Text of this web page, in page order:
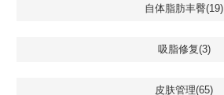
自体脂肪丰臀(19)
吸脂修复(3)
皮肤管理(65)